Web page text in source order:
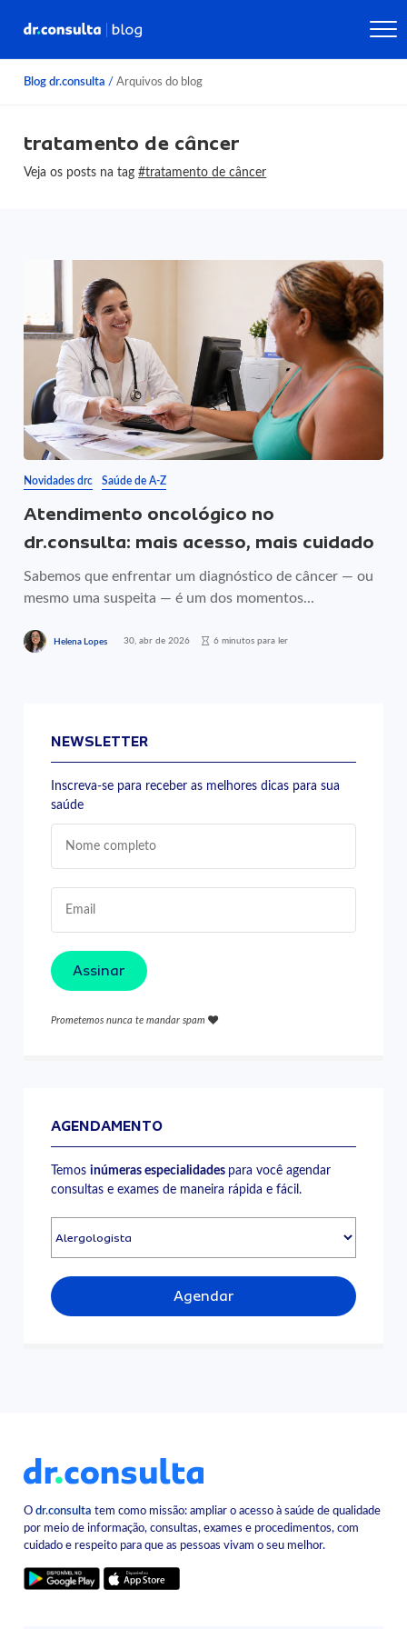
Blog dr.consulta / Arquivos do blog
tratamento de câncer
Veja os posts na tag#tratamento de câncer
Novidades drc Saúde de A-Z
Atendimento oncológico no
dr.consulta: mais acesso, mais cuidado
Sabemos que enfrentar um diagnóstico de câncer — ou
mesmo uma suspeita — é um dos momentos...
Helena Lopes 30, abr de 2026 6 minutos para ler
NEWSLETTER
Inscreva-se para receber as melhores dicas para sua
saúde
Assinar
Prometemos nunca te mandar spam
AGENDAMENTO
Temosinúmeras especialidades para você agendar
consultas e exames de maneira rápida e fácil.
Agendar
Odr.consulta tem como missão: ampliar o acesso à saúde de qualidade
por meio de informação, consultas, exames e procedimentos, com
cuidado e respeito para que as pessoas vivam o seu melhor.